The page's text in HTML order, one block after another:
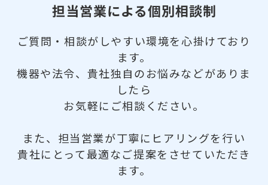
担当営業による個別相談制
ご質問・相談がしやすい環境を心掛けており
ます。
機器や法令、貴社独自のお悩みなどがありま
したら
お気軽にご相談ください。
また、担当営業が丁寧にヒアリングを行い
貴社にとって最適なご提案をさせていただき
ます。